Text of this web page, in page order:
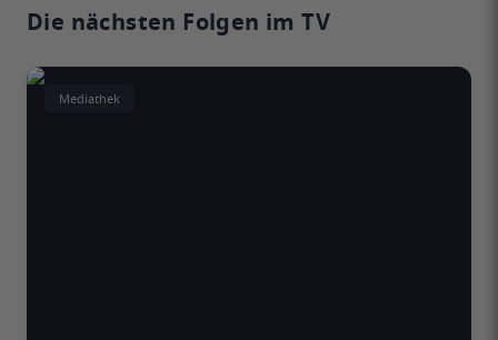
Die nächsten Folgen im TV
Mediathek